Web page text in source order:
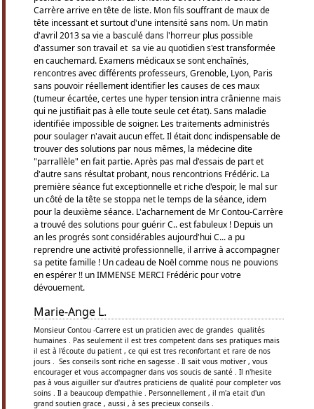
Carrère arrive en tête de liste. Mon fils souffrant de maux de
tête incessant et surtout d'une intensité sans nom. Un matin
d'avril 2013 sa vie a basculé dans l'horreur plus possible
d'assumer son travail et sa vie au quotidien s'est transformée
en cauchemard. Examens médicaux se sont enchaînés,
rencontres avec différents professeurs, Grenoble, Lyon, Paris
sans pouvoir réellement identifier les causes de ces maux
(tumeur écartée, certes une hyper tension intra crânienne mais
qui ne justifiait pas à elle toute seule cet état). Sans maladie
identifiée impossible de soigner. Les traitements administrés
pour soulager n'avait aucun effet. Il était donc indispensable de
trouver des solutions par nous mêmes, la médecine dite
"parrallèle" en fait partie. Après pas mal d'essais de part et
d'autre sans résultat probant, nous rencontrions Frédéric. La
première séance fut exceptionnelle et riche d'espoir, le mal sur
un côté de la tête se stoppa net le temps de la séance, idem
pour la deuxième séance. L'acharnement de Mr Contou-Carrère
a trouvé des solutions pour guérir C.. est fabuleux ! Depuis un
an les progrés sont considérables aujourd'hui C... a pu
reprendre une activité professionnelle, il arrive à accompagner
sa petite famille ! Un cadeau de Noël comme nous ne pouvions
en espérer !! un IMMENSE MERCI Frédéric pour votre
dévouement.
Marie-Ange L.
Monsieur Contou -Carrere est un praticien avec de grandes qualités
humaines . Pas seulement il est tres competent dans ses pratiques mais
il est à l'écoute du patient , ce qui est tres reconfortant et rare de nos
jours . Ses conseils sont riche en sagesse . Il sait vous motiver , vous
encourager et vous accompagner dans vos soucis de santé . Il n'hesite
pas à vous aiguiller sur d'autres praticiens de qualité pour completer vos
soins . Il a beaucoup d'empathie . Personnellement , il m'a etait d'un
grand soutien grace , aussi , à ses precieux conseils .